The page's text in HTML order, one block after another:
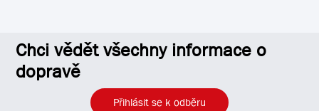
Chci vědět všechny informace o
dopravě
Přihlásit se k odběru